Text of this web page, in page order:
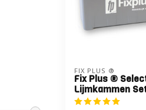
FIX PLUS ®
Fix Plus ®
Lijmkammen